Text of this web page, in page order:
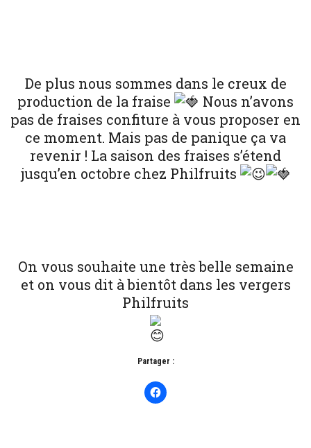
De plus nous sommes dans le creux de
production de la fraise
Nous n’avons
pas de fraises confiture à vous proposer en
ce moment. Mais pas de panique ça va
revenir ! La saison des fraises s’étend
jusqu’en octobre chez Philfruits
On vous souhaite une très belle semaine
et on vous dit à bientôt dans les vergers
Philfruits
Partager :